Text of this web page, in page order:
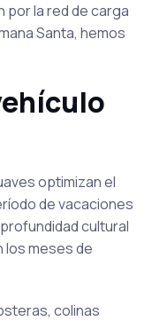
la red de carga
Santa, hemos
optimizan el
de vacaciones
cultural
los meses de
colinas